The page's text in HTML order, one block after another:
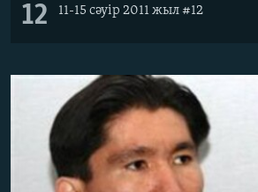
12 11-15 сәуір 2011 жыл #12